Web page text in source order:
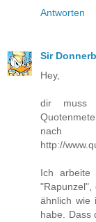
Antworten
Sir
Hey,
dir muss
nach
http://
Ich
ähnlich wie
habe. Dass